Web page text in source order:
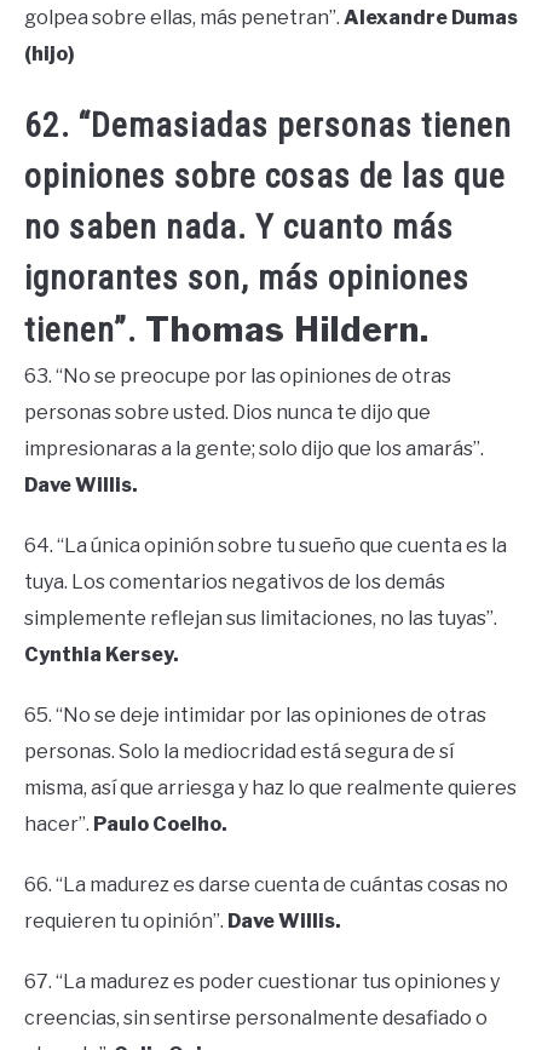
golpea sobre ellas, más penetran”. Alexandre Dumas
(hijo)
62. “Demasiadas personas tienen
opiniones sobre cosas de las que
no saben nada. Y cuanto más
ignorantes son, más opiniones
tienen”. Thomas Hildern.
63. “No se preocupe por las opiniones de otras
personas sobre usted. Dios nunca te dijo que
impresionaras a la gente; solo dijo que los amarás”.
Dave Willis.
64. “La única opinión sobre tu sueño que cuenta es la
tuya. Los comentarios negativos de los demás
simplemente reflejan sus limitaciones, no las tuyas”.
Cynthia Kersey.
65. “No se deje intimidar por las opiniones de otras
personas. Solo la mediocridad está segura de sí
misma, así que arriesga y haz lo que realmente quieres
hacer”. Paulo Coelho.
66. “La madurez es darse cuenta de cuántas cosas no
requieren tu opinión”. Dave Willis.
67. “La madurez es poder cuestionar tus opiniones y
creencias, sin sentirse personalmente desafiado o